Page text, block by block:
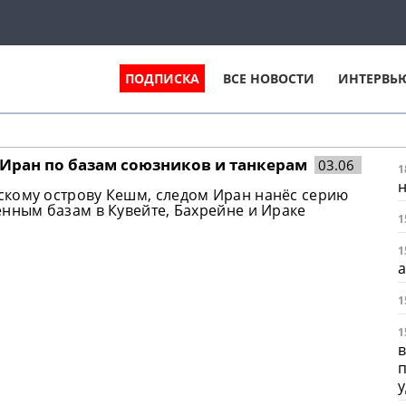
ПОДПИСКА ВСЕ НОВОСТИ
по базам союзников и танкерам 03.06
острову Кешм, следом Иран нанёс серию
базам в Кувейте, Бахрейне и Ираке